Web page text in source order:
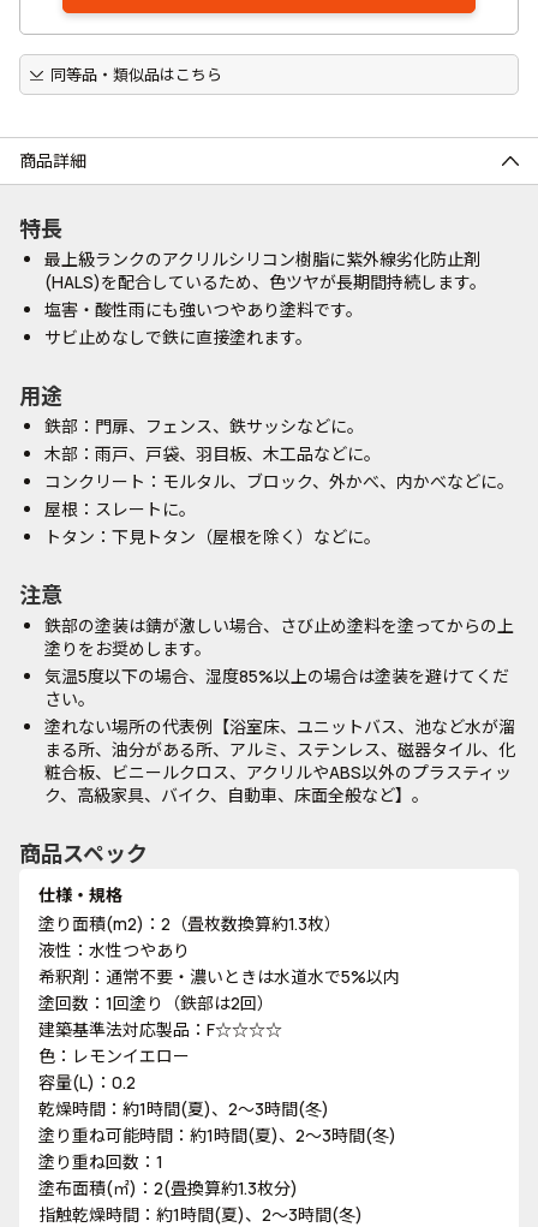
同等品・類似品はこちら
商品詳細
特長
最上級ランクのアクリルシリコン樹脂に紫外線劣化防止剤
(HALS)を配合しているため、色ツヤが長期間持続します。
塩害・酸性雨にも強いつやあり塗料です。
サビ止めなしで鉄に直接塗れます。
用途
鉄部：門扉、フェンス、鉄サッシなどに。
木部：雨戸、戸袋、羽目板、木工品などに。
コンクリート：モルタル、ブロック、外かべ、内かべなどに。
屋根：スレートに。
トタン：下見トタン（屋根を除く）などに。
注意
鉄部の塗装は錆が激しい場合、さび止め塗料を塗ってからの上
塗りをお奨めします。
気温5度以下の場合、湿度85%以上の場合は塗装を避けてくだ
さい。
塗れない場所の代表例【浴室床、ユニットバス、池など水が溜
まる所、油分がある所、アルミ、ステンレス、磁器タイル、化
粧合板、ビニールクロス、アクリルやABS以外のプラスティッ
ク、高級家具、バイク、自動車、床面全般など】。
商品スペック
仕様・規格
塗り面積(m2)：2（畳枚数換算約1.3枚）
液性：水性つやあり
希釈剤：通常不要・濃いときは水道水で5%以内
塗回数：1回塗り（鉄部は2回）
建築基準法対応製品：F☆☆☆☆
色：レモンイエロー
容量(L)：0.2
乾燥時間：約1時間(夏)、2～3時間(冬)
塗り重ね可能時間：約1時間(夏)、2～3時間(冬)
塗り重ね回数：1
塗布面積(㎡)：2(畳換算約1.3枚分)
指触乾燥時間：約1時間(夏)、2～3時間(冬)